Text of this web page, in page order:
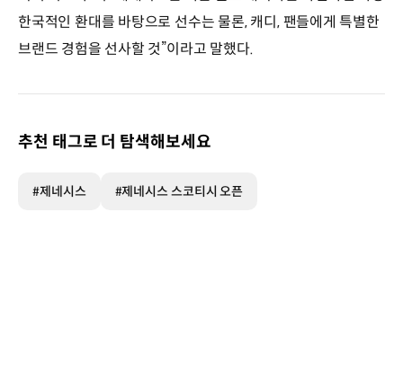
한국적인 환대를 바탕으로 선수는 물론, 캐디, 팬들에게 특별한
브랜드 경험을 선사할 것”이라고 말했다.
추천 태그로 더 탐색해보세요
#제네시스 #제네시스 스코티시 오픈